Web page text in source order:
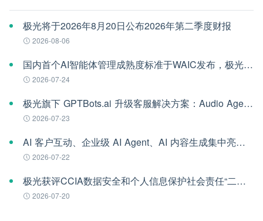
极光将于2026年8月20日公布2026年第二季度财报
2026-08-06
国内首个AI智能体管理成熟度标准于WAIC发布，极光参编
2026-07-24
极光旗下 GPTBots.ai 升级客服解决方案：Audio Agent 打通企业通信线路，LINE 客服插件 2.0 同步上线
2026-07-23
AI 客户互动、企业级 AI Agent、AI 内容生成集中亮相！极光旗下EngageLab WAIC 2026 现场回顾
2026-07-22
极光获评CCIA数据安全和个人信息保护社会责任“二星级”单位
2026-07-20